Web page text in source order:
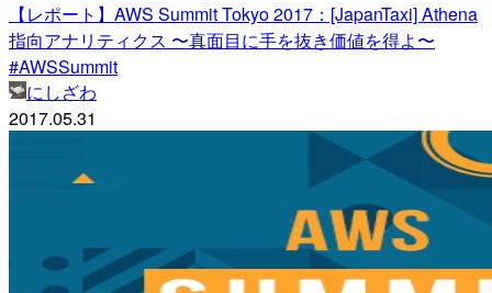
【レポート】AWS Summit Tokyo 2017：[JapanTaxi] Athena
指向アナリティクス 〜真面目に手を抜き価値を得よ〜
#AWSSummit
にしざわ
2017.05.31